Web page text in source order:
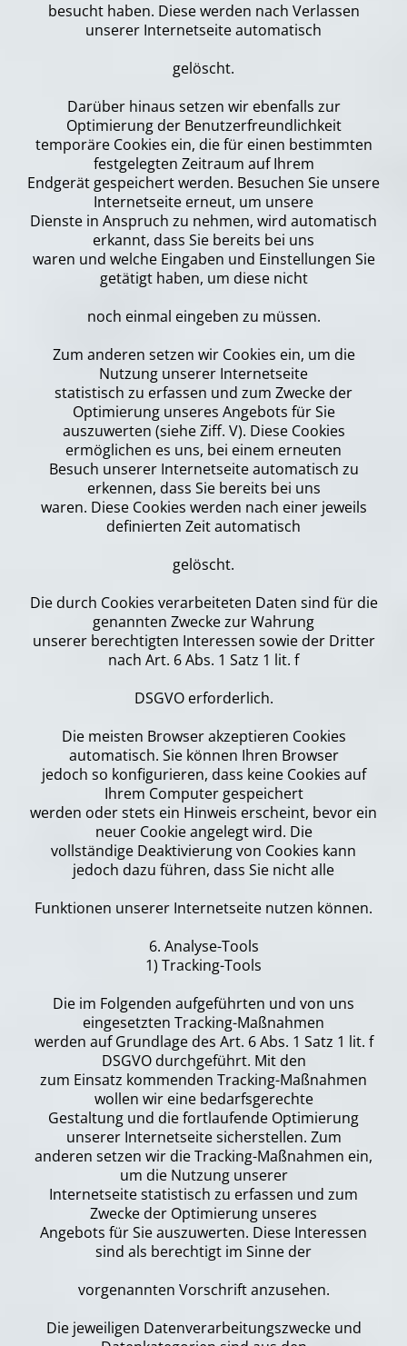
besucht haben. Diese werden nach Verlassen
unserer Internetseite automatisch
gelöscht.
Darüber hinaus setzen wir ebenfalls zur
Optimierung der Benutzerfreundlichkeit
temporäre Cookies ein, die für einen bestimmten
festgelegten Zeitraum auf Ihrem
Endgerät gespeichert werden. Besuchen Sie unsere
Internetseite erneut, um unsere
Dienste in Anspruch zu nehmen, wird automatisch
erkannt, dass Sie bereits bei uns
waren und welche Eingaben und Einstellungen Sie
getätigt haben, um diese nicht
noch einmal eingeben zu müssen.
Zum anderen setzen wir Cookies ein, um die
Nutzung unserer Internetseite
statistisch zu erfassen und zum Zwecke der
Optimierung unseres Angebots für Sie
auszuwerten (siehe Ziff. V). Diese Cookies
ermöglichen es uns, bei einem erneuten
Besuch unserer Internetseite automatisch zu
erkennen, dass Sie bereits bei uns
waren. Diese Cookies werden nach einer jeweils
definierten Zeit automatisch
gelöscht.
Die durch Cookies verarbeiteten Daten sind für die
genannten Zwecke zur Wahrung
unserer berechtigten Interessen sowie der Dritter
nach Art. 6 Abs. 1 Satz 1 lit. f
DSGVO erforderlich.
Die meisten Browser akzeptieren Cookies
automatisch. Sie können Ihren Browser
jedoch so konfigurieren, dass keine Cookies auf
Ihrem Computer gespeichert
werden oder stets ein Hinweis erscheint, bevor ein
neuer Cookie angelegt wird. Die
vollständige Deaktivierung von Cookies kann
jedoch dazu führen, dass Sie nicht alle
Funktionen unserer Internetseite nutzen können.
6. Analyse-Tools
1) Tracking-Tools
Die im Folgenden aufgeführten und von uns
eingesetzten Tracking-Maßnahmen
werden auf Grundlage des Art. 6 Abs. 1 Satz 1 lit. f
DSGVO durchgeführt. Mit den
zum Einsatz kommenden Tracking-Maßnahmen
wollen wir eine bedarfsgerechte
Gestaltung und die fortlaufende Optimierung
unserer Internetseite sicherstellen. Zum
anderen setzen wir die Tracking-Maßnahmen ein,
um die Nutzung unserer
Internetseite statistisch zu erfassen und zum
Zwecke der Optimierung unseres
Angebots für Sie auszuwerten. Diese Interessen
sind als berechtigt im Sinne der
vorgenannten Vorschrift anzusehen.
Die jeweiligen Datenverarbeitungszwecke und